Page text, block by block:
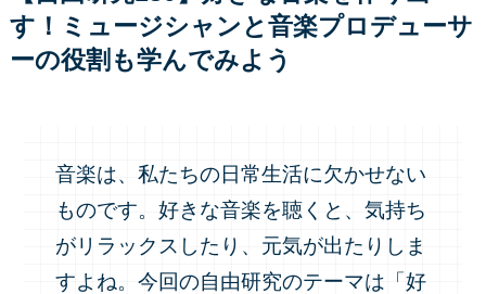
す！ミュージシャンと音楽プロデューサ
ーの役割も学んでみよう
音楽は、私たちの日常生活に欠かせない
ものです。好きな音楽を聴くと、気持ち
がリラックスしたり、元気が出たりしま
すよね。今回の自由研究のテーマは「好